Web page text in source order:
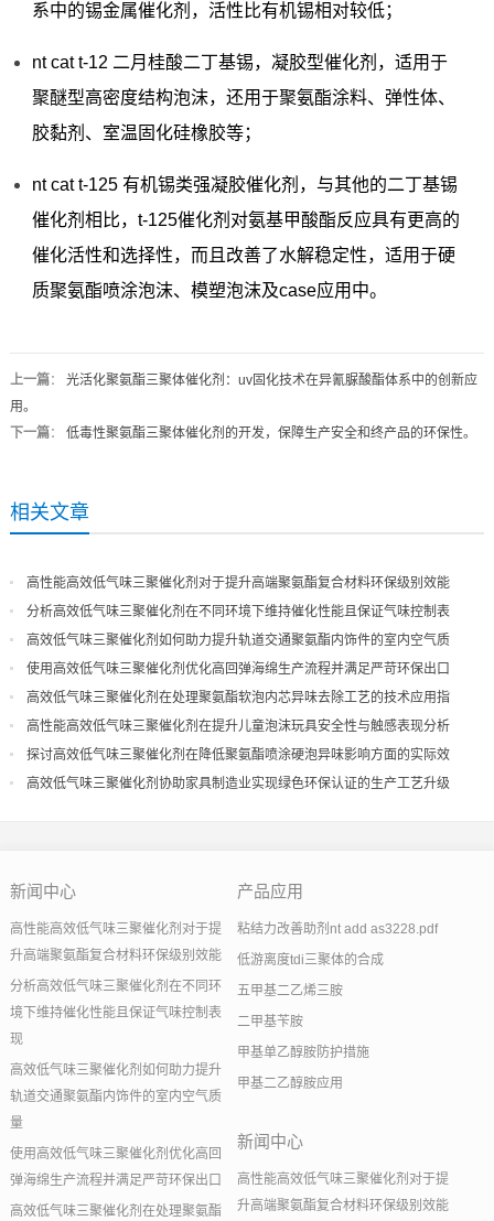
系中的锡金属催化剂，活性比有机锡相对较低；
nt cat t-12 二月桂酸二丁基锡，凝胶型催化剂，适用于
聚醚型高密度结构泡沫，还用于聚氨酯涂料、弹性体、
胶黏剂、室温固化硅橡胶等；
nt cat t-125 有机锡类强凝胶催化剂，与其他的二丁基锡
催化剂相比，t-125催化剂对氨基甲酸酯反应具有更高的
催化活性和选择性，而且改善了水解稳定性，适用于硬
质聚氨酯喷涂泡沫、模塑泡沫及case应用中。
上一篇： 光活化聚氨酯三聚体催化剂：uv固化技术在异氰脲酸酯体系中的创新应
用。
下一篇： 低毒性聚氨酯三聚体催化剂的开发，保障生产安全和终产品的环保性。
相关文章
高性能高效低气味三聚催化剂对于提升高端聚氨酯复合材料环保级别效能
分析高效低气味三聚催化剂在不同环境下维持催化性能且保证气味控制表
现
高效低气味三聚催化剂如何助力提升轨道交通聚氨酯内饰件的室内空气质
量
使用高效低气味三聚催化剂优化高回弹海绵生产流程并满足严苛环保出口
高效低气味三聚催化剂在处理聚氨酯软泡内芯异味去除工艺的技术应用指
导
高性能高效低气味三聚催化剂在提升儿童泡沫玩具安全性与触感表现分析
探讨高效低气味三聚催化剂在降低聚氨酯喷涂硬泡异味影响方面的实际效
果
高效低气味三聚催化剂协助家具制造业实现绿色环保认证的生产工艺升级
新闻中心
高性能高效低气味三聚催化剂对于提
升高端聚氨酯复合材料环保级别效能
分析高效低气味三聚催化剂在不同环
境下维持催化性能且保证气味控制表
现
高效低气味三聚催化剂如何助力提升
轨道交通聚氨酯内饰件的室内空气质
量
使用高效低气味三聚催化剂优化高回
弹海绵生产流程并满足严苛环保出口
高效低气味三聚催化剂在处理聚氨酯
产品应用
粘结力改善助剂nt add as3228.pdf
低游离度tdi三聚体的合成
五甲基二乙烯三胺
二甲基苄胺
甲基单乙醇胺防护措施
甲基二乙醇胺应用
新闻中心
高性能高效低气味三聚催化剂对于提
升高端聚氨酯复合材料环保级别效能